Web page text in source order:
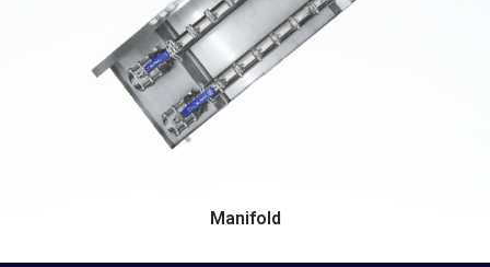
Manifold